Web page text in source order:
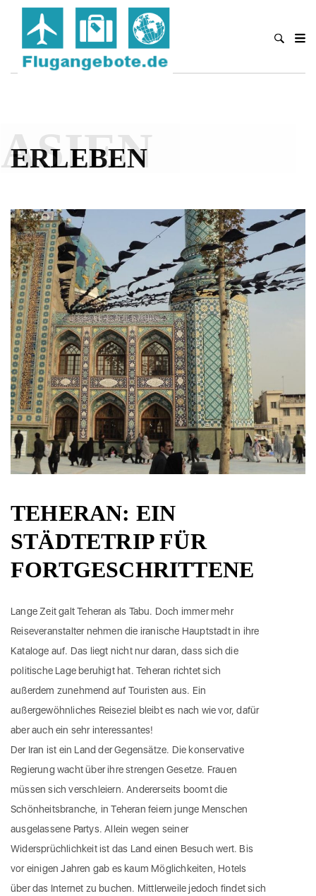
ERLEBEN
ASIEN
TEHERAN: EIN
STÄDTETRIP FÜR
FORTGESCHRITTENE
Lange Zeit galt Teheran als Tabu. Doch immer mehr
Reiseveranstalter nehmen die iranische Hauptstadt in ihre
Kataloge auf. Das liegt nicht nur daran, dass sich die
politische Lage beruhigt hat. Teheran richtet sich
außerdem zunehmend auf Touristen aus. Ein
außergewöhnliches Reiseziel bleibt es nach wie vor, dafür
aber auch ein sehr interessantes!
Der Iran ist ein Land der Gegensätze. Die konservative
Regierung wacht über ihre strengen Gesetze. Frauen
müssen sich verschleiern. Andererseits boomt die
Schönheitsbranche, in Teheran feiern junge Menschen
ausgelassene Partys. Allein wegen seiner
Widersprüchlichkeit ist das Land einen Besuch wert. Bis
vor einigen Jahren gab es kaum Möglichkeiten, Hotels
über das Internet zu buchen. Mittlerweile jedoch findet sich